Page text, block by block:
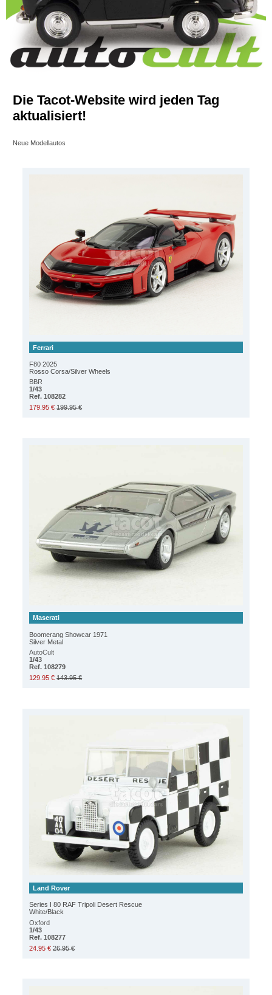
Die Tacot-Website wird jeden Tag
aktualisiert!
Neue Modellautos
Ferrari
F80 2025
Rosso Corsa/Silver Wheels
BBR
1/43
Ref. 108282
179.95 € 199.95 €
Maserati
Boomerang Showcar 1971
Silver Metal
AutoCult
1/43
Ref. 108279
129.95 € 143.95 €
Land Rover
Series I 80 RAF Tripoli Desert Rescue
White/Black
Oxford
1/43
Ref. 108277
24.95 € 26.95 €